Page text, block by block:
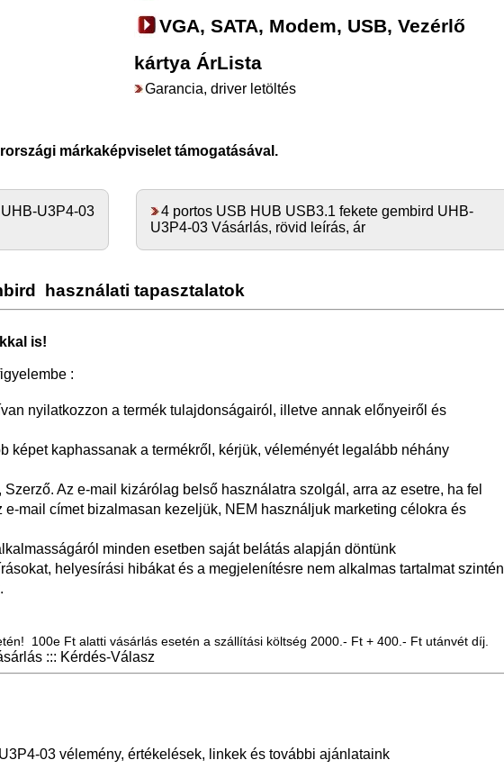
VGA, SATA, Modem, USB, Vezérlő
kártya ÁrLista
Garancia, driver letöltés
márkaképviselet támogatásával.
U3P4-03
4 portos USB HUB USB3.1 fekete gembird UHB-
U3P4-03 Vásárlás, rövid leírás, ár
használati tapasztalatok
is!
:
nyilatkozzon a termék tulajdonságairól, illetve annak előnyeiről és
képet kaphassanak a termékről, kérjük, véleményét legalább néhány
Az e-mail kizárólag belső használatra szolgál, arra az esetre, ha fel
mail címet bizalmasan kezeljük, NEM használjuk marketing célokra és
minden esetben saját belátás alapján döntünk
helyesírási hibákat és a megjelenítésre nem alkalmas tartalmat szintén
100e Ft alatti vásárlás esetén a szállítási költség 2000.- Ft + 400.- Ft utánvét díj.
::: Kérdés-Válasz
03 vélemény, értékelések, linkekés további ajánlataink